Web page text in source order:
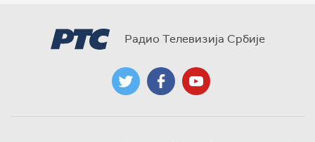
Радио Телевизија Србије